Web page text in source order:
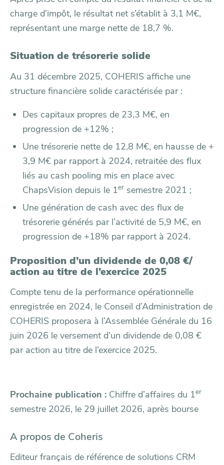
charge d’impôt, le résultat net s’établit à 3,1 M€,
représentant une marge nette de 18,7 %.
Situation de trésorerie solide
Au 31 décembre 2025, COHERIS affiche une
structure financière solide caractérisée par :
Des capitaux propres de 23,3 M€, en
progression de +12% ;
Une trésorerie nette de 12,8 M€, en hausse de +
3,9 M€ par rapport à 2024, retraitée des flux
liés au cash pooling mis en place avec
ChapsVision depuis le 1er semestre 2021 ;
Une génération de cash avec des flux de
trésorerie générés par l’activité de 5,9 M€, en
progression de +18% par rapport à 2024.
Proposition d’un dividende de 0,08 €/
action au titre de l’exercice 2025
Compte tenu de la performance opérationnelle
enregistrée en 2024, le Conseil d’Administration de
COHERIS proposera à l’Assemblée Générale du 16
juin 2026 le versement d’un dividende de 0,08 €
par action au titre de l’exercice 2025.
Prochaine publication : Chiffre d’affaires du 1er
semestre 2026, le 29 juillet 2026, après bourse
A propos de Coheris
Editeur français de référence de solutions CRM